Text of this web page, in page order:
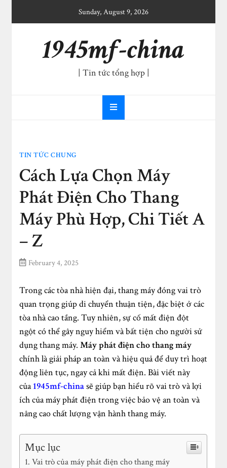
Sunday, August 9, 2026
1945mf-china
| Tin tức tổng hợp |
TIN TỨC CHUNG
Cách Lựa Chọn Máy
Phát Điện Cho Thang
Máy Phù Hợp, Chi Tiết A
– Z
February 4, 2025
Trong các tòa nhà hiện đại, thang máy đóng vai trò
quan trọng giúp di chuyển thuận tiện, đặc biệt ở các
tòa nhà cao tầng. Tuy nhiên, sự cố mất điện đột
ngột có thể gây nguy hiểm và bất tiện cho người sử
dụng thang máy.Máy phát điện cho thang máy
chính là giải pháp an toàn và hiệu quả để duy trì hoạt
động liên tục, ngay cả khi mất điện. Bài viết này
của1945mf-chinasẽ giúp bạn hiểu rõ vai trò và lợi
ích của máy phát điện trong việc bảo vệ an toàn và
nâng cao chất lượng vận hành thang máy.
Mục lục
Vai trò của máy phát điện cho thang máy